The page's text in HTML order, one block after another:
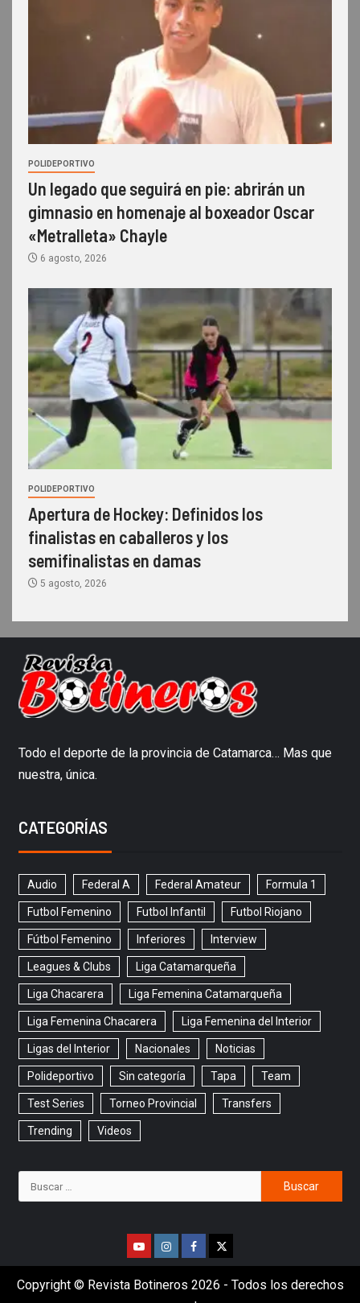
POLIDEPORTIVO
Un legado que seguirá en pie: abrirán un
gimnasio en homenaje al boxeador Oscar
«Metralleta» Chayle
6 agosto, 2026
POLIDEPORTIVO
Apertura de Hockey: Definidos los
finalistas en caballeros y los
semifinalistas en damas
5 agosto, 2026
Todo el deporte de la provincia de Catamarca… Mas que
nuestra, única.
CATEGORÍAS
Audio Federal A Federal Amateur Formula 1
Futbol Femenino Futbol Infantil Futbol Riojano
Fútbol Femenino Inferiores Interview
Leagues & Clubs Liga Catamarqueña
Liga Chacarera Liga Femenina Catamarqueña
Liga Femenina Chacarera Liga Femenina del Interior
Ligas del Interior Nacionales Noticias
Polideportivo Sin categoría Tapa Team
Test Series Torneo Provincial Transfers
Trending Videos
Copyright © Revista Botineros 2026 - Todos los derechos